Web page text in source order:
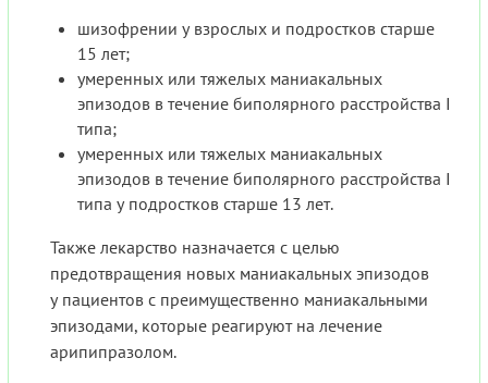
шизофрении у взрослых и подростков старше
15 лет;
умеренных или тяжелых маниакальных
эпизодов в течение биполярного расстройства I
типа;
умеренных или тяжелых маниакальных
эпизодов в течение биполярного расстройства I
типа у подростков старше 13 лет.
Также лекарство назначается с целью
предотвращения новых маниакальных эпизодов
у пациентов с преимущественно маниакальными
эпизодами, которые реагируют на лечение
арипипразолом.